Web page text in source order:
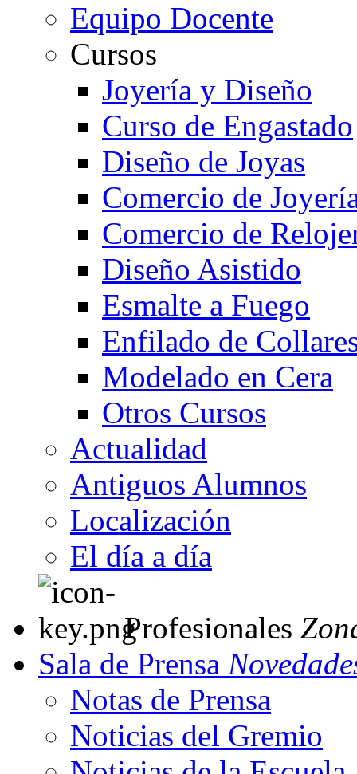
Equipo Docente
Cursos
Joyería y Diseño
Curso de Engastado
Diseño de Joyas
Comercio de
Comercio de
Diseño Asistido
Esmalte a Fuego
Enfilado de
Modelado en Cera
Otros Cursos
Actualidad
Antiguos Alumnos
Localización
El día a día
Profesionales
Sala de Prensa
Notas de Prensa
Noticias del Gremio